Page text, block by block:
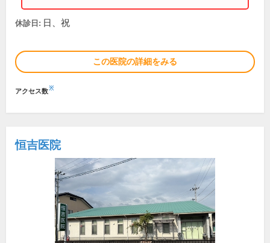
休診日: 日、祝
この医院の詳細をみる
アクセス数※
恒吉医院